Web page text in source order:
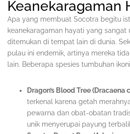
Keanekaragaman
Apa yang membuat Socotra begitu
keanekaragaman hayati yang sangat
ditemukan di tempat lain di dunia.
pulau ini endemik, artinya mereka
lain. Beberapa spesies tumbuhan
Dragon’s Blood Tree (Dracaena
terkenal karena getah
pewarna dan obat-obatan
unik menyerupai payung